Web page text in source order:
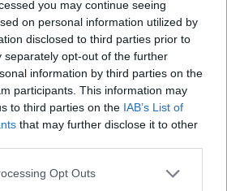
you may continue seeing
on personal information utilized by
disclosed to third parties prior to
separately opt-out of the further
information by third parties on the
participants. This information may
to third parties on the IAB’s List of
that may further disclose it to other
Opt Outs